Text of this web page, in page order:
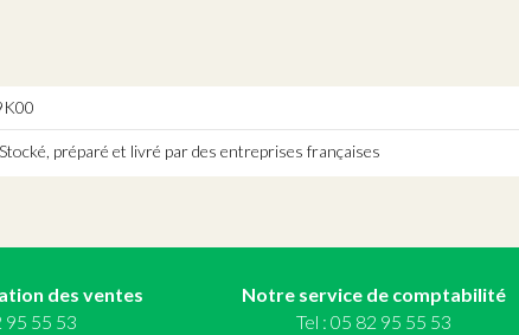
Stocké, préparé et livré par des entreprises françaises
des ventes
95 55 53
Notre service de comptabilité
Tel : 05 82 95 55 53